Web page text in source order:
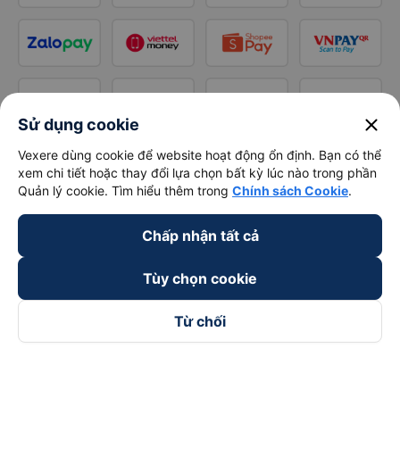
Sử dụng cookie close
Vexere dùng cookie để website hoạt động ổn định. Bạn có thể
xem chi tiết hoặc thay đổi lựa chọn bất kỳ lúc nào trong phần
Quản lý cookie. Tìm hiểu thêm trong Chính sách Cookie.
Chấp nhận tất cả
Tùy chọn cookie
Từ chối